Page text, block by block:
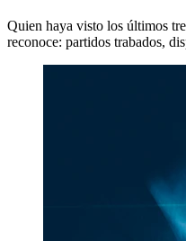
Quien haya visto los últimos
reconoce: partidos trabados,